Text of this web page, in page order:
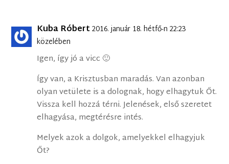
Kuba Róbert2016. január 18. hétfő-n 22:23
közelében
Igen, így jó a vicc 🙂
Így van, a Krisztusban maradás. Van azonban
olyan vetülete is a dolognak, hogy elhagytuk Őt.
Vissza kell hozzá térni. Jelenések, első szeretet
elhagyása, megtérésre intés.
Melyek azok a dolgok, amelyekkel elhagyjuk
Őt?